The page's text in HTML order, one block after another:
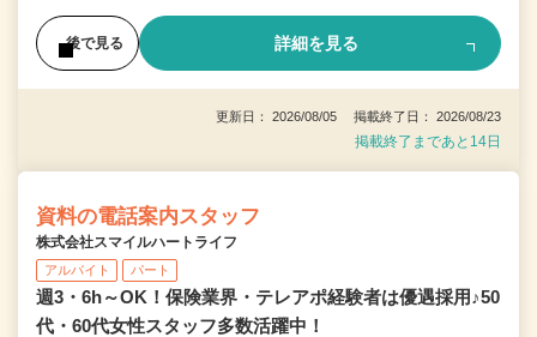
後で見る 詳細を見る
更新日： 2026/08/05 掲載終了日： 2026/08/23
掲載終了まであと14日
資料の電話案内スタッフ
株式会社スマイルハートライフ
アルバイト パート
週3・6h～OK！保険業界・テレアポ経験者は優遇採用♪50
代・60代女性スタッフ多数活躍中！